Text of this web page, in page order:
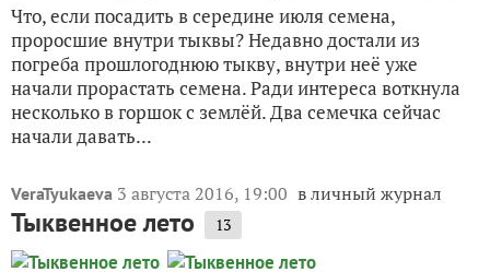
Что, если посадить в середине июля семена,
проросшие внутри тыквы? Недавно достали из
погреба прошлогоднюю тыкву, внутри неё уже
начали прорастать семена. Ради интереса воткнула
несколько в горшок с землёй. Два семечка сейчас
начали давать...
VeraTyukaeva 3 августа 2016, 19:00 в личный журнал
Тыквенное лето 13